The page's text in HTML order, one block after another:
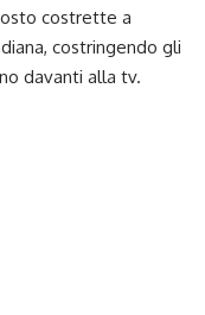
costrette a
costringendo gli
davanti alla tv.